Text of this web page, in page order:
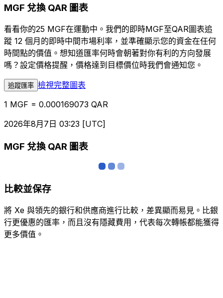
MGF 兌換 QAR 圖表
看看你的25 MGF在運動中。我們的即時MGF至QAR圖表追
蹤 12 個月的即時中間市場利率，並準確顯示您的資金在任何
時間點的價值。想知道匯率何時會朝著對你有利的方向發展
嗎？設定價格提醒，價格達到目標價位時我們會通知您。
追蹤匯率 檢視完整圖表
1 MGF = 0.000169073 QAR
2026年8月7日 03:23 [UTC]
MGF 兌換 QAR 圖表
比較並保存
將 Xe 與領先的銀行和供應商進行比較，差異顯而易見。比銀
行更優惠的匯率，而且沒有隱藏費用，代表每次轉帳都能獲得
更多價值。